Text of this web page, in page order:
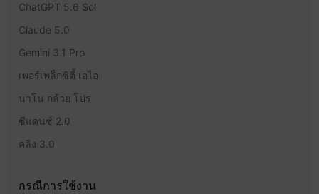
ChatGPT 5.6 Sol
Claude 5.0
Gemini 3.1 Pro
เพอร์เพล็กซิตี้ เอไอ
นาโน กล้วย โปร
ซีแดนซ์ 2.0
คลิง 3.0
กรณีการใช้งาน